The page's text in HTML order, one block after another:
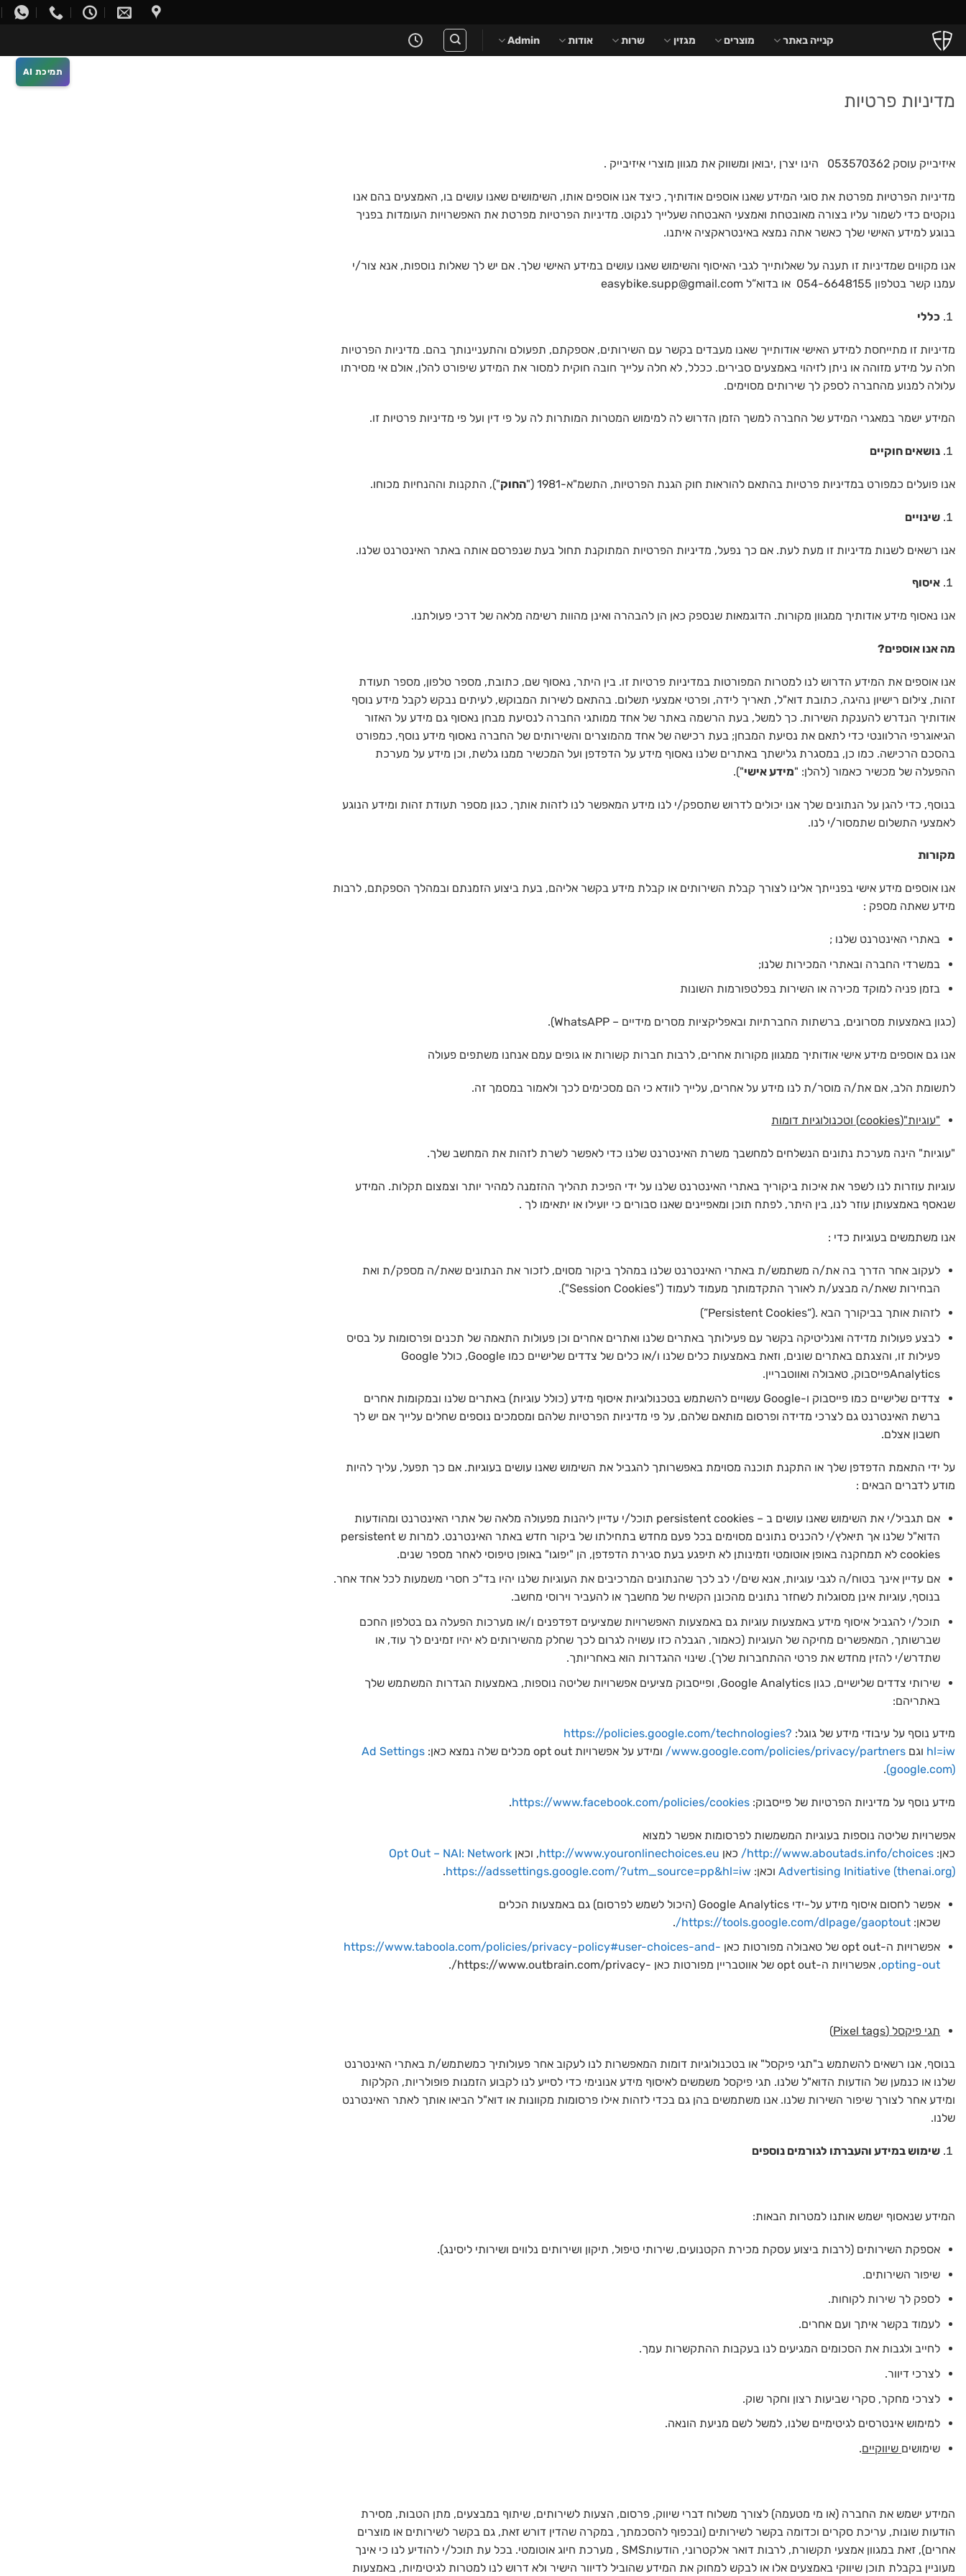
content
קנייה באתר מוצרים מגזין שרות אודות Admin
מדיניות פרטיות
איזיבייק עוסק 053570362 הינו יצרן ,יבואן ומשווק את מגוון מוצרי איזיבייק .
מדיניות הפרטיות מפרטת את סוגי המידע שאנו אוספים אודותיך, כיצד אנו אוספים אותו, השימושים שאנו עושים בו, האמצעים בהם אנו
נוקטים כדי לשמור עליו בצורה מאובטחת ואמצעי האבטחה שעלייך לנקוט. מדיניות הפרטיות מפרטת את האפשרויות העומדות בפניך
בנוגע למידע האישי שלך כאשר אתה נמצא באינטראקציה איתנו.
אנו מקווים שמדיניות זו תענה על שאלותייך לגבי האיסוף והשימוש שאנו עושים במידע האישי שלך. אם יש לך שאלות נוספות, אנא צור/י
עמנו קשר בטלפון 054-6648155 או בדוא”ל easybike.supp@gmail.com
כללי
מדיניות זו מתייחסת למידע האישי אודותייך שאנו מעבדים בקשר עם השירותים, אספקתם, תפעולם והתעניינותך בהם. מדיניות הפרטיות
חלה על מידע מזוהה או ניתן לזיהוי באמצעים סבירים. ככלל, לא חלה עלייך חובה חוקית למסור את המידע שיפורט להלן, אולם אי מסירתו
עלולה למנוע מהחברה לספק לך שירותים מסוימים.
המידע ישמר במאגרי המידע של החברה למשך הזמן הדרוש לה למימוש המטרות המותרות לה על פי דין ועל פי מדיניות פרטיות זו.
נושאים חוקיים
אנו פועלים כמפורט במדיניות פרטיות בהתאם להוראות חוק הגנת הפרטיות, התשמ"א-1981 (" החוק"), התקנות וההנחיות מכוחו.
שינויים
אנו רשאים לשנות מדיניות זו מעת לעת. אם כך נפעל, מדיניות הפרטיות המתוקנת תחול בעת שנפרסם אותה באתר האינטרנט שלנו.
איסוף
אנו נאסוף מידע אודותיך ממגוון מקורות. הדוגמאות שנספק כאן הן להבהרה ואינן מהוות רשימה מלאה של דרכי פעולתנו.
מה אנו אוספים?
אנו אוספים את המידע הדרוש לנו למטרות המפורטות במדיניות פרטיות זו. בין היתר, נאסוף שם, כתובת, מספר טלפון, מספר תעודת
זהות, צילום רישיון נהיגה, כתובת דוא"ל, תאריך לידה, ופרטי אמצעי תשלום. בהתאם לשירות המבוקש, לעיתים נבקש לקבל מידע נוסף
אודותיך הנדרש להענקת השירות. כך למשל, בעת הרשמה באתר של אחד ממותגי החברה לנסיעת מבחן נאסוף גם מידע על האזור
הגיאוגרפי הרלוונטי כדי לתאם את נסיעת המבחן; בעת רכישה של אחד מהמוצרים והשירותים של החברה נאסוף מידע נוסף, כמפורט
בהסכם הרכישה. כמו כן, במסגרת גלישתך באתרים שלנו נאסוף מידע על הדפדפן ועל המכשיר ממנו גלשת, וכן מידע על מערכת
ההפעלה של מכשיר כאמור (להלן: "מידע אישי").
בנוסף, כדי להגן על הנתונים שלך אנו יכולים לדרוש שתספק/י לנו מידע המאפשר לנו לזהות אותך, כגון מספר תעודת זהות ומידע הנוגע
לאמצעי התשלום שתמסור/י לנו.
מקורות
אנו אוספים מידע אישי בפנייתך אלינו לצורך קבלת השירותים או קבלת מידע בקשר אליהם, בעת ביצוע הזמנתם ובמהלך הספקתם, לרבות
מידע שאתה מספק :
באתרי האינטרנט שלנו ;
במשרדי החברה ובאתרי המכירות שלנו;
בזמן פניה למוקד מכירה או השירות בפלטפורמות השונות
(כגון באמצעות מסרונים, ברשתות החברתיות ובאפליקציות מסרים מידיים – WhatsAPP).
אנו גם אוספים מידע אישי אודותיך ממגוון מקורות אחרים, לרבות חברות קשורות או גופים עמם אנחנו משתפים פעולה
לתשומת הלב, אם את/ה מוסר/ת לנו מידע על אחרים, עלייך לוודא כי הם מסכימים לכך ולאמור במסמך זה.
"עוגיות"(cookies) וטכנולוגיות דומות
"עוגיות" הינה מערכת נתונים הנשלחים למחשבך משרת האינטרנט שלנו כדי לאפשר לשרת לזהות את המחשב שלך.
עוגיות עוזרות לנו לשפר את איכות ביקוריך באתרי האינטרנט שלנו על ידי הפיכת תהליך ההזמנה למהיר יותר וצמצום תקלות. המידע
שנאסף באמצעותן עוזר לנו, בין היתר, לפתח תוכן ומאפיינים שאנו סבורים כי יועילו או יתאימו לך .
אנו משתמשים בעוגיות כדי :
לעקוב אחר הדרך בה את/ה משתמש/ת באתרי האינטרנט שלנו במהלך ביקור מסוים, לזכור את הנתונים שאת/ה מספק/ת ואת
הבחירות שאת/ה מבצע/ת לאורך התקדמותך מעמוד לעמוד ("Session Cookies").
לזהות אותך בביקורך הבא .(“Persistent Cookies”)
לבצע פעולות מדידה ואנליטיקה בקשר עם פעילותך באתרים שלנו ואתרים אחרים וכן פעולות התאמה של תכנים ופרסומות על בסיס
פעילות זו, והצגתם באתרים שונים, וזאת באמצעות כלים שלנו ו/או כלים של צדדים שלישיים כמו Google, כולל Google
Analyticsפייסבוק, טאבולה ואווטבריין.
צדדים שלישיים כמו פייסבוק ו-Google עשויים להשתמש בטכנולוגיות איסוף מידע (כולל עוגיות) באתרים שלנו ובמקומות אחרים
ברשת האינטרנט גם לצרכי מדידה ופרסום מותאם שלהם, על פי מדיניות הפרטיות שלהם ומסמכים נוספים שחלים עלייך אם יש לך
חשבון אצלם.
על ידי התאמת הדפדפן שלך או התקנת תוכנה מסוימת באפשרותך להגביל את השימוש שאנו עושים בעוגיות. אם כך תפעל, עליך להיות
מודע לדברים הבאים :
אם תגביל/י את השימוש שאנו עושים ב – persistent cookies תוכל/י עדיין ליהנות מפעולה מלאה של אתרי האינטרנט ומהודעות
הדוא"ל שלנו אך תיאלץ/י להכניס נתונים מסוימים בכל פעם מחדש בתחילתו של ביקור חדש באתר האינטרנט. למרות ש persistent
cookies לא תמחקנה באופן אוטומטי וזמינותן לא תיפגע בעת סגירת הדפדפן, הן "יפוגו" באופן טיפוסי לאחר מספר שנים.
אם עדיין אינך בטוח/ה לגבי עוגיות, אנא שים/י לב לכך שהנתונים המרכיבים את העוגיות שלנו יהיו בד"כ חסרי משמעות לכל אחד אחר.
בנוסף, עוגיות אינן מסוגלות לשחזר נתונים מהכונן הקשיח של מחשבך או להעביר וירוסי מחשב.
תוכל/י להגביל איסוף מידע באמצעות עוגיות גם באמצעות האפשרויות שמציעים דפדפנים ו/או מערכות הפעלה גם בטלפון החכם
שברשותך, המאפשרים מחיקה של העוגיות (כאמור, הגבלה כזו עשויה לגרום לכך שחלק מהשירותים לא יהיו זמינים לך עוד, או
שתדרש/י להזין מחדש את פרטי ההתחברות שלך). שינוי ההגדרות הוא באחריותך.
שירותי צדדים שלישיים, כגון Google Analytics, ופייסבוק מציעים אפשרויות שליטה נוספות, באמצעות הגדרות המשתמש שלך
באתריהם:
מידע נוסף על עיבודי מידע של גוגל: https://policies.google.com/technologies?
hl=iw וגם www.google.com/policies/privacy/partners/ ומידע על אפשרויות opt out מכלים שלה נמצא כאן:
Ad Settings
(google.com)
.
מידע נוסף על מדיניות הפרטיות של פייסבוק: https://www.facebook.com/policies/cookies
.
אפשרויות שליטה נוספות בעוגיות המשמשות לפרסומות אפשר למצוא
כאן: http://www.aboutads.info/choices/ כאן http://www.youronlinechoices.eu, וכאן Opt Out – NAI: Network
Advertising Initiative (thenai.org) וכאן: https://adssettings.google.com/?utm_source=pp&hl=iw
.
אפשר לחסום איסוף מידע על-ידי Google Analytics (היכול לשמש לפרסום) גם באמצעות הכלים
שכאן: https://tools.google.com/dlpage/gaoptout/
.
אפשרויות ה-opt out של טאבולה מפורטות כאן
https://www.taboola.com/policies/privacy-policy#user-choices-and-
opting-out, אפשרויות ה-opt out של אווטבריין מפורטות כאן -https://www.outbrain.com/privacy/.
תגי פיקסל (Pixel tags)
בנוסף, אנו רשאים להשתמש ב"תגי פיקסל" או בטכנולוגיות דומות המאפשרות לנו לעקוב אחר פעולותיך כמשתמש/ת באתרי האינטרנט
שלנו או כנמען של הודעות הדוא"ל שלנו. תגי פיקסל משמשים לאיסוף מידע אנונימי כדי לסייע לנו לקבוע הזמנות פופולריות, הקלקות
ומידע אחר לצורך שיפור השירות שלנו. אנו משתמשים בהן גם בכדי לזהות אילו פרסומות מקוונות או דוא"ל הביאו אותך לאתר האינטרנט
שלנו.
שימוש במידע והעברתו לגורמים נוספים
המידע שנאסוף ישמש אותנו למטרות הבאות:
אספקת השירותים (לרבות ביצוע עסקת מכירת הקטנועים, שירותי טיפול, תיקון ושירותים נלווים ושירותי ליסינג).
שיפור השירותים.
לספק לך שירות לקוחות.
לעמוד בקשר איתך ועם אחרים.
לחייב ולגבות את הסכומים המגיעים לנו בעקבות ההתקשרות עמך.
לצרכי דיוור.
לצרכי מחקר, סקרי שביעות רצון וחקר שוק.
למימוש אינטרסים לגיטימיים שלנו, למשל לשם מניעת הונאה.
שימושים שיווקיים.
המידע ישמש את החברה (או מי מטעמה) לצורך משלוח דברי שיווק, פרסום, הצעות לשירותים, שיתוף במבצעים, מתן הטבות, מסירת
הודעות שונות, עריכת סקרים וכדומה בקשר לשירותים (ובכפוף להסכמתך, במקרה שהדין דורש זאת, גם בקשר לשירותים או מוצרים
אחרים), זאת במגוון אמצעי תקשורת, לרבות דואר אלקטרוני, הודעותSMS , מערכת חיוג אוטומטי. בכל עת תוכל/י להודיע לנו כי אינך
מעוניין בקבלת תוכן שיווקי באמצעים אלו או לבקש למחוק את המידע שהוביל לדיוור הישיר ולא דרוש לנו למטרות לגיטימיות, באמצעות
תמיכת AI